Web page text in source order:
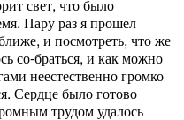
свет, что было
Пару раз я прошел
и посмотреть, что же
со-браться, и как можно
неестественно громко
Сердце было готово
трудом удалось